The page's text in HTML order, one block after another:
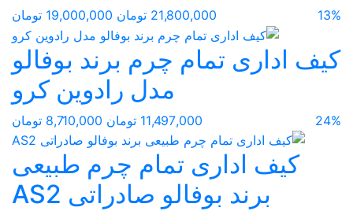
13% 21,800,000 تومان 19,000,000 تومان
کیف اداری تمام چرم برند بوفالو
مدل رادوین کرو
24% 11,497,000 تومان 8,710,000 تومان
کیف اداری تمام چرم طبیعی
برند بوفالو صادراتی AS2